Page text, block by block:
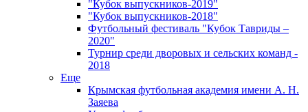
"Кубок выпускников-2019"
"Кубок выпускников-2018"
Футбольный фестиваль "Кубок Тавриды –
2020"
Турнир среди дворовых и сельских команд -
2018
Еще
Крымская футбольная академия имени А. Н.
Заяева